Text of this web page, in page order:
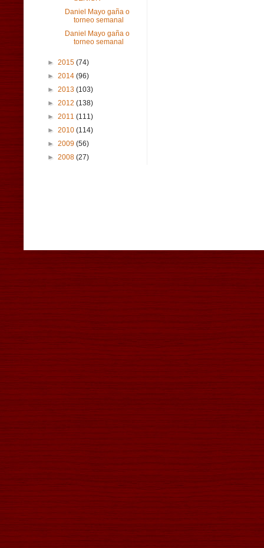
Daniel Mayo gaña o
torneo semanal
Daniel Mayo gaña o
torneo semanal
► 2015 (74)
► 2014 (96)
► 2013 (103)
► 2012 (138)
► 2011 (111)
► 2010 (114)
► 2009 (56)
► 2008 (27)